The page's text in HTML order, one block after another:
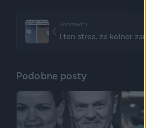
Poprzedni
I ten stres, że kelner zaraz
Podobne posty